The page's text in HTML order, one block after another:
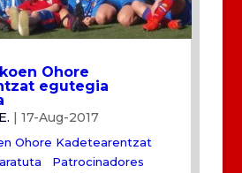
Ohore
egutegia
17-Aug-2017
Ohore Kadetearentzat
Patrocinadores